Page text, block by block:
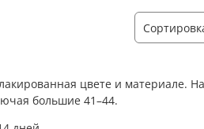
цвете и материале.
большие 41–44.